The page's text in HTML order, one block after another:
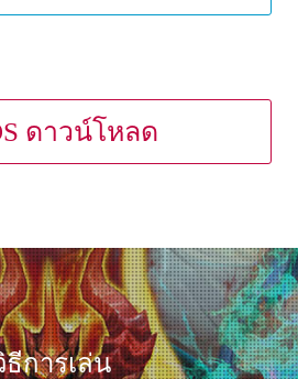
ดาวน์โหลด
ธีการเล่น